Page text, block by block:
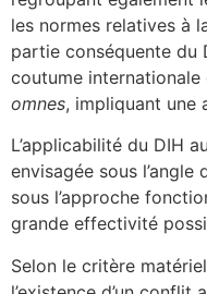
les normes relatives à
partie conséquente du
coutume
omnes, impliquant une
L’applicabilité du DIH
envisagée sous
sous l’approche
grande effectivité
Selon le critère